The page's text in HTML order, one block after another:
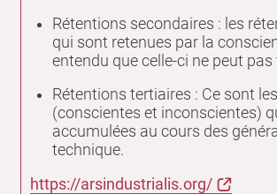
Rétentions secondaires : les
qui sont retenues par la
entendu que celle-ci ne peut
Rétentions tertiaires : Ce sont
(conscientes et inconscientes)
accumulées au cours des
technique.
https://arsindustrialis.org/